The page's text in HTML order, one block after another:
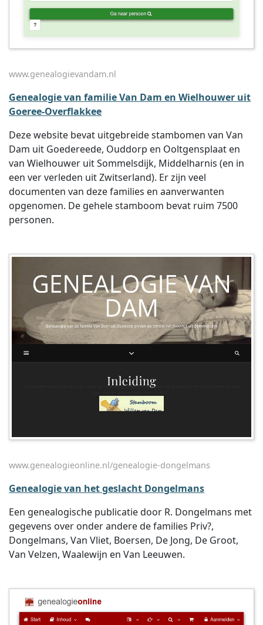
www.genealogievandam.nl
Genealogie van familie Van Dam en Wielhouwer uit
Goeree-Overflakkee
Deze website bevat uitgebreide stambomen van Van
Dam uit Goedereede, Ouddorp en Ooltgensplaat en
van Wielhouwer uit Sommelsdijk, Middelharnis (en in
een ver verleden uit Zwitserland). Er zijn veel
documenten van deze families en aanverwanten
opgenomen. De gehele stamboom bevat ruim 7500
personen.
www.genealogieonline.nl/genealogie-dongelmans
Genealogie van het geslacht Dongelmans
Een genealogische publicatie door R. Dongelmans met
gegevens over onder andere de families Priv?,
Dongelmans, Van Vliet, Boersen, De Jong, De Groot,
Van Velzen, Waalewijn en Van Leeuwen.